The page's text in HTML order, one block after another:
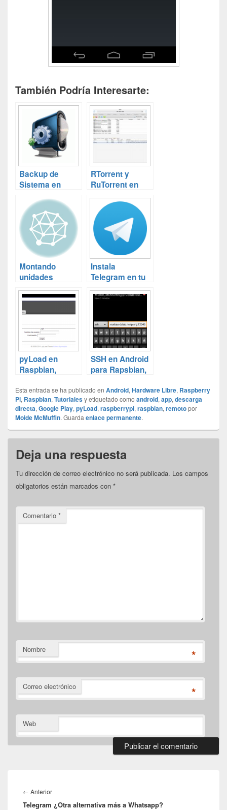
También Podría Interesarte:
Backup de
Sistema en
RTorrent y
RuTorrent en
Raspbian
Montando
unidades
remotas en
Debian
Instala
Telegram en tu
Raspberry Pi en
tres sencillos
(Raspbian)
pyLoad en
Raspbian,
directa en tu
RaspberryPi
SSH en Android
para Rapsbian,
Esta entrada se ha publicado en Android, Hardware Libre, Raspberry
Pi, Raspbian, Tutorialesy etiquetado como android, app, descarga
directa, Google Play, pyLoad, raspberrypi, raspbian, remotopor
Moide McMuffin. Guarda enlace permanente.
Deja una respuesta
Tu dirección de correo electrónico no será publicada. Los campos
obligatorios están marcados con *
Comentario *
Nombre *
Correo electrónico *
Web
de
entradas
← AnteriorEntrada
anterior:
Telegram ¿Otra alternativa más a Whatsapp?